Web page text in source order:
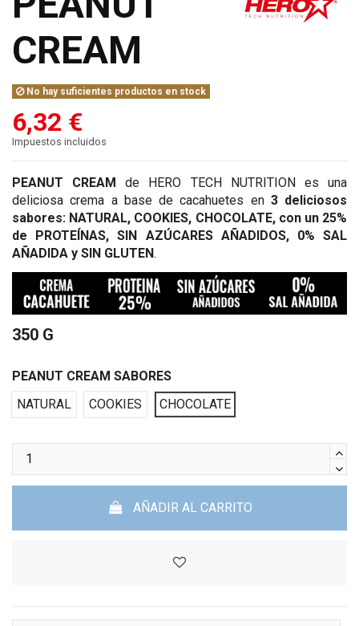
CREAM
No hay suficientes productos en stock
6,32 €
Impuestos incluidos
PEANUT CREAM de HERO TECH NUTRITION es una
deliciosa crema a base de cacahuetes en 3 deliciosos
sabores: NATURAL, COOKIES, CHOCOLATE, con un 25%
de PROTEÍNAS, SIN AZÚCARES AÑADIDOS, 0% SAL
AÑADIDA y SIN GLUTEN.
350 G
PEANUT CREAM SABORES
NATURAL
COOKIES CHOCOLATE
AÑADIR AL CARRITO